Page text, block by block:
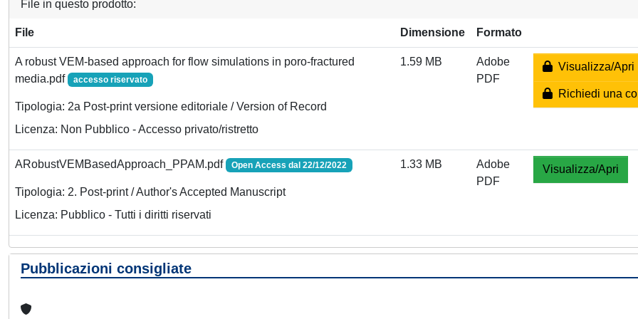
File in questo prodotto:
File Dimensione Formato
A robust VEM-based approach for flow simulations in poro-fractured
media.pdf
accesso riservato
Tipologia: 2a Post-print versione editoriale / Version of Record
Licenza: Non Pubblico - Accesso privato/ristretto
1.59 MB
Adobe
PDF
Visualizza/Apri
Richiedi una
ARobustVEMBasedApproach_PPAM.pdf Open Access dal 22/12/2022
Tipologia: 2. Post-print / Author's Accepted Manuscript
Licenza: Pubblico - Tutti i diritti riservati
1.33 MB
Adobe
PDF
Visualizza/Apri
Pubblicazioni consigliate